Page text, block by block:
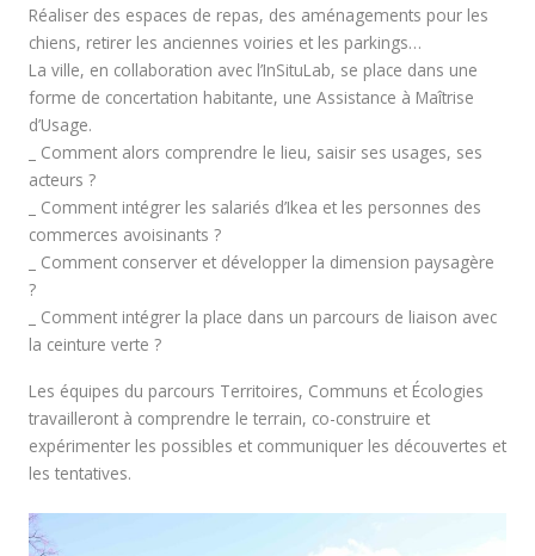
Réaliser des espaces de repas, des aménagements pour les
chiens, retirer les anciennes voiries et les parkings…
La ville, en collaboration avec l’InSituLab, se place dans une
forme de concertation habitante, une Assistance à Maîtrise
d’Usage.
_ Comment alors comprendre le lieu, saisir ses usages, ses
acteurs ?
_ Comment intégrer les salariés d’Ikea et les personnes des
commerces avoisinants ?
_ Comment conserver et développer la dimension paysagère
?
_ Comment intégrer la place dans un parcours de liaison avec
la ceinture verte ?
Les équipes du parcours Territoires, Communs et Écologies
travailleront à comprendre le terrain, co-construire et
expérimenter les possibles et communiquer les découvertes et
les tentatives.